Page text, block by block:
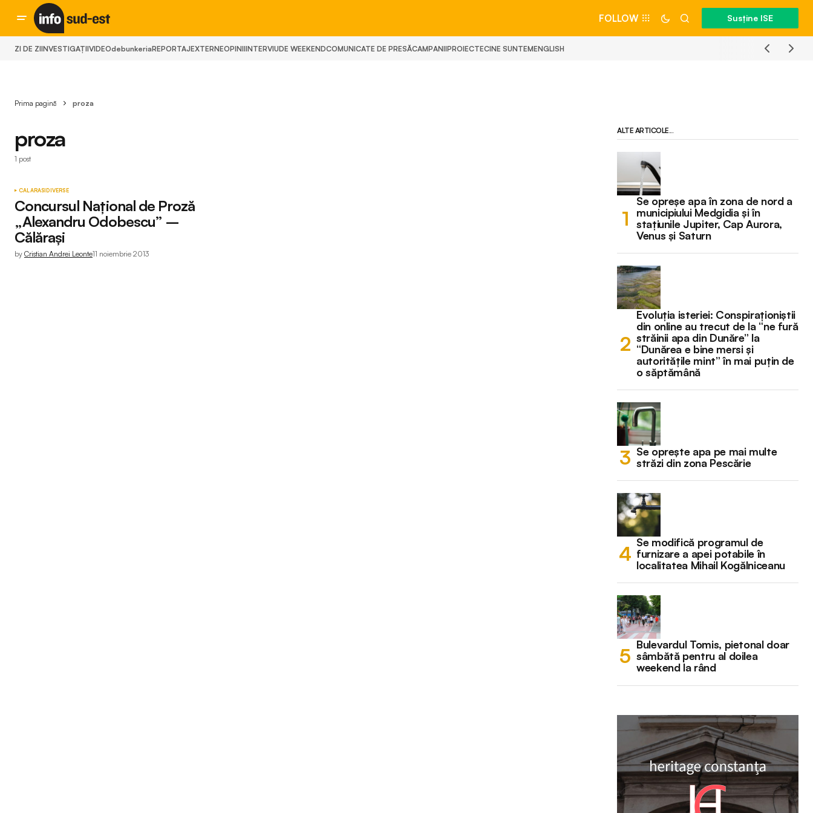
FOLLOW Susține ISE
ZI DE ZIINVESTIGAȚIIVIDEOdebunkeriaREPORTAJEXTERNEOPINIIINTERVIUDE WEEKENDCOMUNICATE DE PRESĂCAMPANIIPROIECTECINE SUNTEMENGLISH
Prima pagină proza
proza
1 post
CALARASIDIVERSE
Concursul Național de Proză
„Alexandru Odobescu” –
Călărași
by Cristian Andrei Leonte11 noiembrie 2013
ALTE ARTICOLE...
Se opreșe apa în zona de nord a
municipiului Medgidia și în
stațiunile Jupiter, Cap Aurora,
Venus și Saturn
Evoluția isteriei: Conspiraționiștii
din online au trecut de la “ne fură
străinii apa din Dunăre” la
“Dunărea e bine mersi și
autoritățile mint” în mai puțin de
o săptămână
Se oprește apa pe mai multe
străzi din zona Pescărie
Se modifică programul de
furnizare a apei potabile în
localitatea Mihail Kogălniceanu
Bulevardul Tomis, pietonal doar
sâmbătă pentru al doilea
weekend la rând